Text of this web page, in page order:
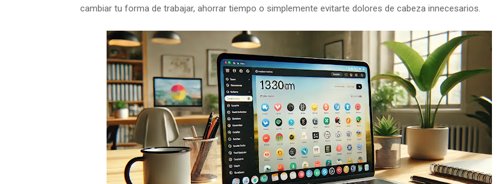
cambiar tu forma de trabajar, ahorrar tiempo o simplemente evitarte dolores de cabeza innecesarios.